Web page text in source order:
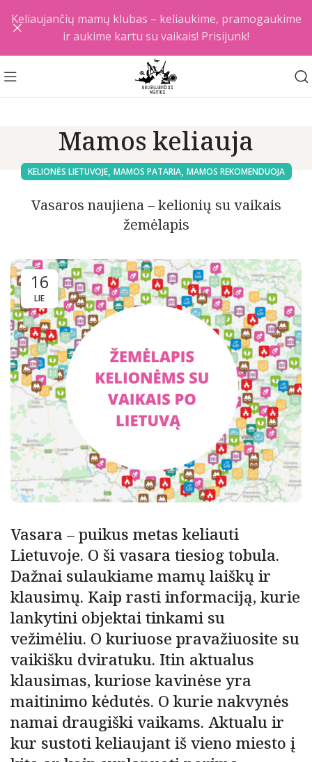
Mamos keliauja
KELIONĖS LIETUVOJE, MAMOS PATARIA, MAMOS REKOMENDUOJA
Vasaros naujiena – kelionių su vaikais
žemėlapis
16
LIE
Vasara – puikus metas keliauti
Lietuvoje. O ši vasara tiesiog tobula.
Dažnai sulaukiame mamų laiškų ir
klausimų. Kaip rasti informaciją, kurie
lankytini objektai tinkami su
vežimėliu. O kuriuose pravažiuosite su
vaikišku dviratuku. Itin aktualus
klausimas, kuriose kavinėse yra
maitinimo kėdutės. O kurie nakvynės
namai draugiški vaikams. Aktualu ir
kur sustoti keliaujant iš vieno miesto į
Keliaujančių mamų klubas – keliaukime, pramogaukime
ir aukime kartu su vaikais! Prisijunk!